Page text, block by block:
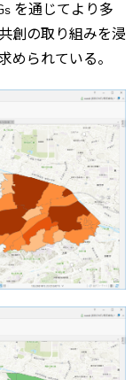
を通じてより多
創の取り組みを浸
められている。